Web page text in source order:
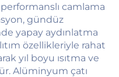
camlama
gündüz
yapay aydınlatma
özellikleriyle rahat
yıl boyu ısıtma ve
Alüminyum çatı